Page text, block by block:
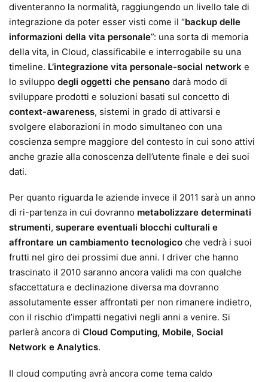
diventeranno la normalità, raggiungendo un livello tale di
integrazione da poter esser visti come il “backup delle
informazioni della vita personale”: una sorta di memoria
della vita, in Cloud, classificabile e interrogabile su una
timeline. L’integrazione vita personale-social network e
lo sviluppo degli oggetti che pensano darà modo di
sviluppare prodotti e soluzioni basati sul concetto di
context-awareness, sistemi in grado di attivarsi e
svolgere elaborazioni in modo simultaneo con una
coscienza sempre maggiore del contesto in cui sono attivi
anche grazie alla conoscenza dell’utente finale e dei suoi
dati.
Per quanto riguarda le aziende invece il 2011 sarà un anno
di ri-partenza in cui dovranno metabolizzare determinati
strumenti, superare eventuali blocchi culturali e
affrontare un cambiamento tecnologico che vedrà i suoi
frutti nel giro dei prossimi due anni. I driver che hanno
trascinato il 2010 saranno ancora validi ma con qualche
sfaccettatura e declinazione diversa ma dovranno
assolutamente esser affrontati per non rimanere indietro,
con il rischio d’impatti negativi negli anni a venire. Si
parlerà ancora di Cloud Computing, Mobile, Social
Network e Analytics.
Il cloud computing avrà ancora come tema caldo